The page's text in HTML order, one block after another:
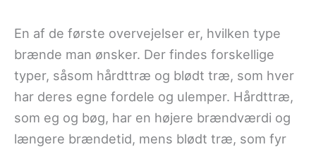
En af de første overvejelser er, hvilken type
brænde man ønsker. Der findes forskellige
typer, såsom hårdttræ og blødt træ, som hver
har deres egne fordele og ulemper. Hårdttræ,
som eg og bøg, har en højere brændværdi og
længere brændetid, mens blødt træ, som fyr